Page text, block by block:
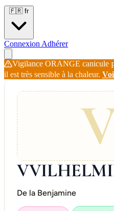
🇫🇷 fr
Connexion Adhérer
Vigilance ORANGE canicule
il est très sensible à la chaleur.
De la Benjamine